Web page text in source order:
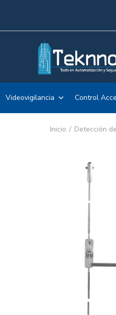
Videovigilancia Control
Inicio Detección